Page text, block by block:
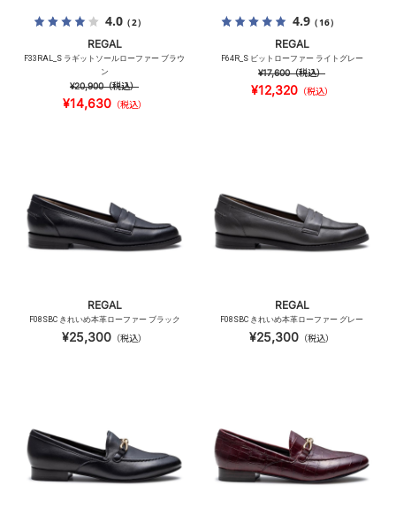
4.0（2）
REGAL
F33RAL_S ラギットソールローファー ブラウ
ン
¥20,900（税込）
¥14,630（税込）
4.9（16）
REGAL
F64R_S ビットローファー ライトグレー
¥17,600（税込）
¥12,320（税込）
REGAL
F08SBC きれいめ本革ローファー ブラック
¥25,300 （税込）
REGAL
F08SBC きれいめ本革ローファー グレー
¥25,300 （税込）